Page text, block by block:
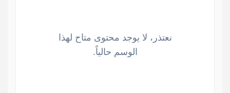
نعتذر، لا يوجد محتوى متاح لهذا
الوسم حالياً.